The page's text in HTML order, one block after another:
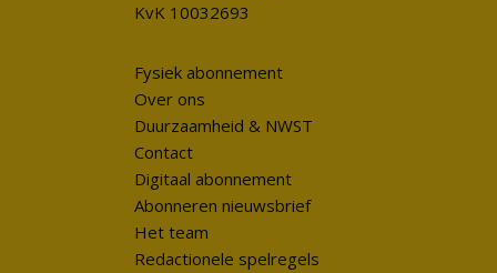
KvK 10032693
Fysiek abonnement
Over ons
Duurzaamheid & NWST
Contact
Digitaal abonnement
Abonneren nieuwsbrief
Het team
Redactionele spelregels